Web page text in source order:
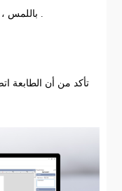
تأكد من أن الطابعة